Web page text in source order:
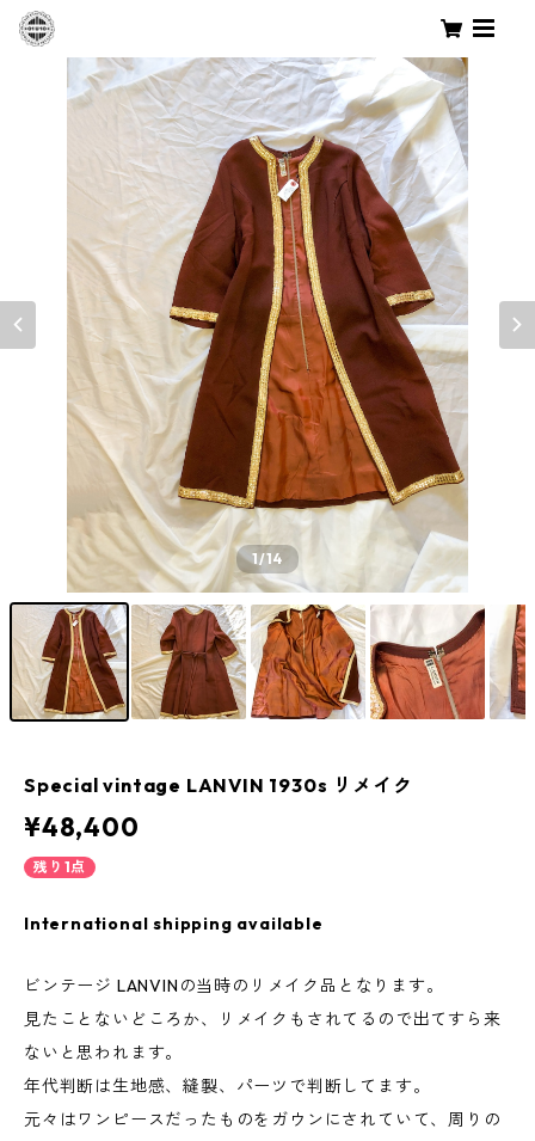
1/14
Special vintage LANVIN 1930s リメイク
¥48,400
残り1点
International shipping available
ビンテージ LANVINの当時のリメイク品となります。
見たことないどころか、リメイクもされてるので出てすら来
ないと思われます。
年代判断は生地感、縫製、パーツで判断してます。
元々はワンピースだったものをガウンにされていて、周りの